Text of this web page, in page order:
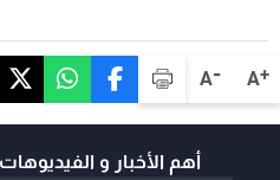
A+
A-
أهم الأخبار و